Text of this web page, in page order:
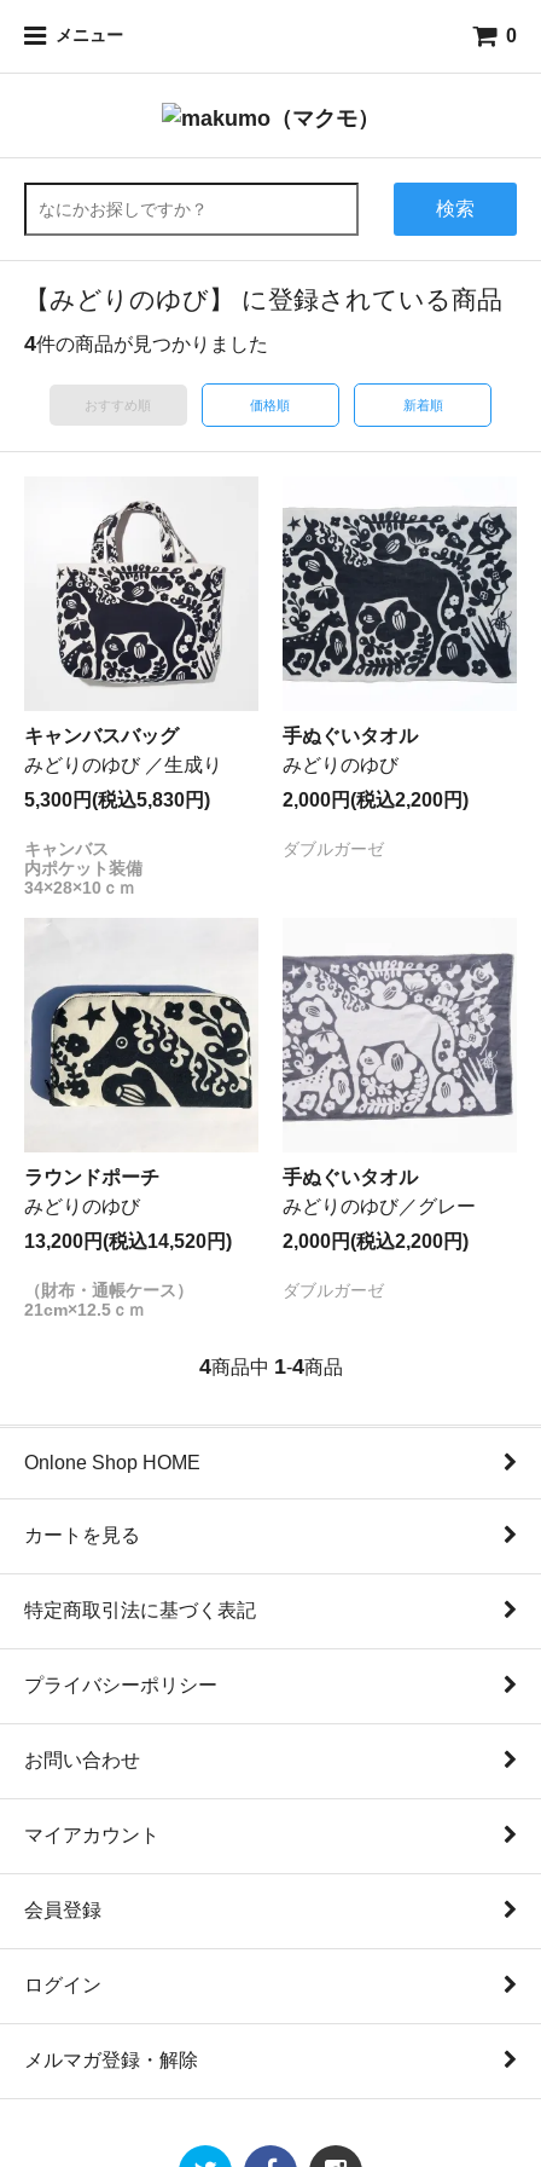
メニュー 0
検索
【みどりのゆび】 に登録されている商品
4件の商品が見つかりました
おすすめ順 価格順 新着順
キャンバスバッグ
みどりのゆび ／生成り
5,300円(税込5,830円)
キャンバス
内ポケット装備
34×28×10ｃｍ
手ぬぐいタオル
みどりのゆび
2,000円(税込2,200円)
ダブルガーゼ
ラウンドポーチ
みどりのゆび
13,200円(税込14,520円)
（財布・通帳ケース）
21cm×12.5ｃｍ
手ぬぐいタオル
みどりのゆび／グレー
2,000円(税込2,200円)
ダブルガーゼ
4商品中 1-4商品
Onlone Shop HOME
カートを見る
特定商取引法に基づく表記
プライバシーポリシー
お問い合わせ
マイアカウント
会員登録
ログイン
メルマガ登録・解除